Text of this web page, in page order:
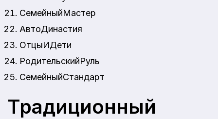
СемейныйМастер
АвтоДинастия
ОтцыИДети
РодительскийРуль
СемейныйСтандарт
Традиционный